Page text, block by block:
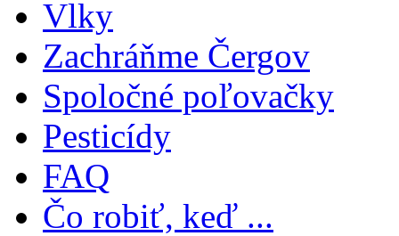
Vlky
Zachráňme Čergov
Spoločné poľovačky
Pesticídy
FAQ
Čo robiť, keď ...